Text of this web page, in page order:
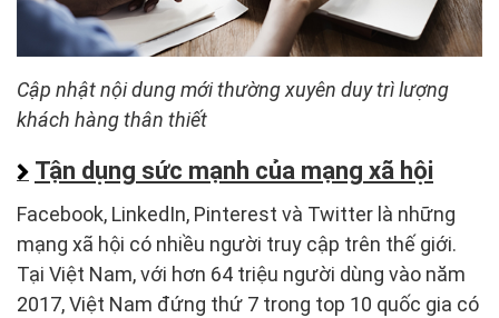
Cập nhật nội dung mới thường xuyên duy trì lượng
khách hàng thân thiết
Tận dụng sức mạnh của mạng xã hội
Facebook, LinkedIn, Pinterest và Twitter là những
mạng xã hội có nhiều người truy cập trên thế giới.
Tại Việt Nam, với hơn 64 triệu người dùng vào năm
2017, Việt Nam đứng thứ 7 trong top 10 quốc gia có